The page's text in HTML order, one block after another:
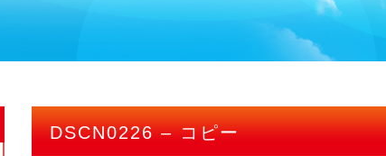
DSCN0226 – コピー